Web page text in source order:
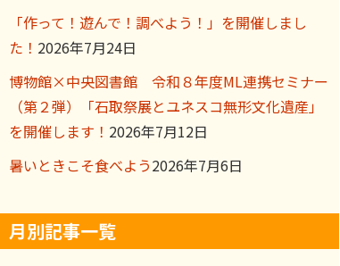
「作って！遊んで！調べよう！」を開催しまし
た！ 2026年7月24日
博物館×中央図書館 令和８年度ML連携セミナー
（第２弾）「石取祭展とユネスコ無形文化遺産」
を開催します！ 2026年7月12日
暑いときこそ食べよう2026年7月6日
月別記事一覧